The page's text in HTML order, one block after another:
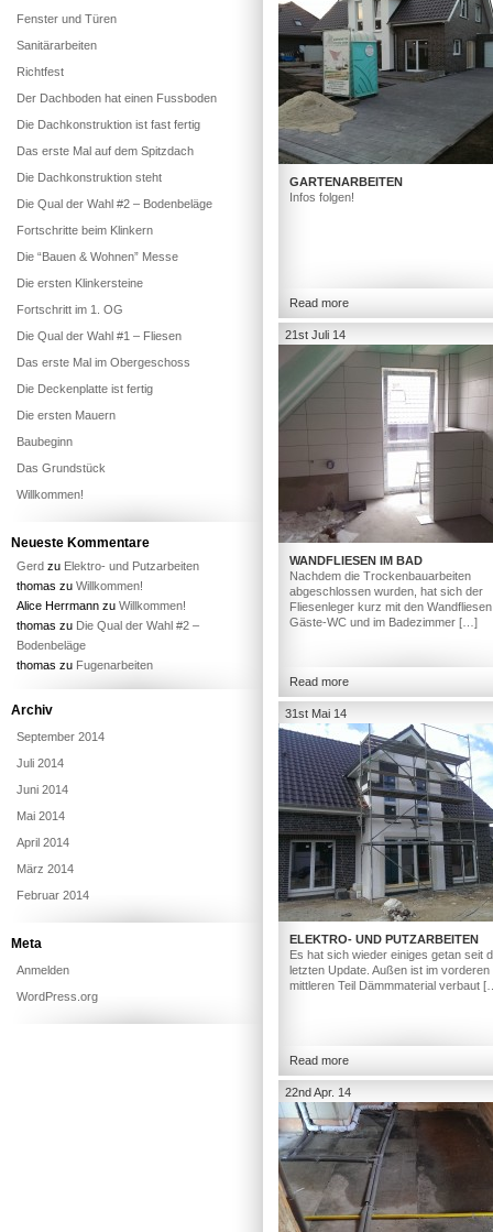
GARTENARBEITEN
Infos folgen!
Read more
21st Juli 14
WANDFLIESEN IM BAD
Nachdem die Trockenbauarbeiten
abgeschlossen wurden, hat sich der
Fliesenleger kurz mit den
Gäste-WC und im Badezimmer […]
Read more
31st Mai 14
ELEKTRO- UND PUTZARBEITEN
Es hat sich wieder einiges getan seit
letzten Update. Außen ist im vorderen
mittleren Teil Dämmmaterial verbaut
Read more
22nd Apr. 14
Fenster und Türen
Sanitärarbeiten
Richtfest
Der Dachboden hat einen Fussboden
Die Dachkonstruktion ist fast fertig
Das erste Mal auf dem Spitzdach
Die Dachkonstruktion steht
Die Qual der Wahl #2 – Bodenbeläge
Fortschritte beim Klinkern
Die “Bauen & Wohnen” Messe
Die ersten Klinkersteine
Fortschritt im 1. OG
Die Qual der Wahl #1 – Fliesen
Das erste Mal im Obergeschoss
Die Deckenplatte ist fertig
Die ersten Mauern
Baubeginn
Das Grundstück
Willkommen!
Neueste Kommentare
Gerd zu Elektro- und Putzarbeiten
thomas zu Willkommen!
Alice Herrmann zu Willkommen!
thomas zu Die Qual der Wahl #2 –
Bodenbeläge
thomas zu Fugenarbeiten
Archiv
September 2014
Juli 2014
Juni 2014
Mai 2014
April 2014
März 2014
Februar 2014
Meta
Anmelden
WordPress.org